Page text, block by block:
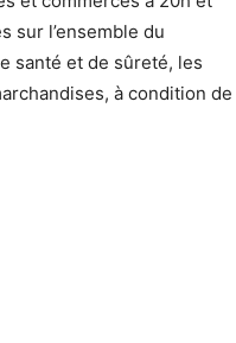
sur l’ensemble du
santé et de sûreté, les
à condition de